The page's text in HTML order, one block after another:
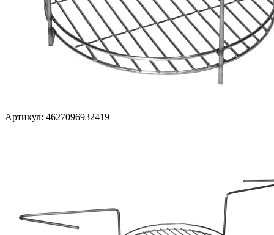
Артикул: 4627096932419